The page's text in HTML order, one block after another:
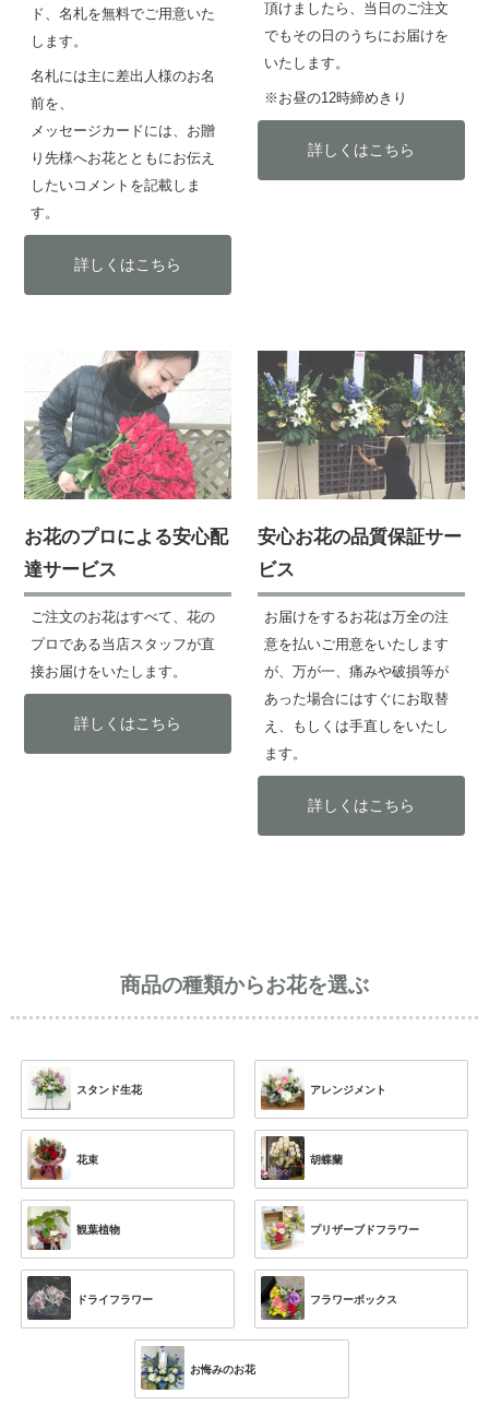
ド、名札を無料でご用意いた
します。
名札には主に差出人様のお名
前を、
メッセージカードには、お贈
り先様へお花とともにお伝え
したいコメントを記載しま
す。
詳しくはこちら
頂けましたら、当日のご注文
でもその日のうちにお届けを
いたします。
※お昼の12時締めきり
詳しくはこちら
お花のプロによる安心配
達サービス
ご注文のお花はすべて、花の
プロである当店スタッフが直
接お届けをいたします。
詳しくはこちら
安心お花の品質保証サー
ビス
お届けをするお花は万全の注
意を払いご用意をいたします
が、万が一、痛みや破損等が
あった場合にはすぐにお取替
え、もしくは手直しをいたし
ます。
詳しくはこちら
商品の種類からお花を選ぶ
スタンド生花 アレンジメント
花束 胡蝶蘭
観葉植物 プリザーブドフラワー
ドライフラワー フラワーボックス
お悔みのお花